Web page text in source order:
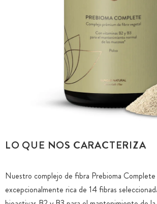
LO QUE NOS CARACTERIZA
Nuestro complejo de fibra Prebioma Complete
excepcionalmente rica de 14 fibras